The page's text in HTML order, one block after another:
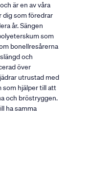
är en av våra
dig som föredrar
år. Sängen
som
bonellresårerna
och
över
utrustad med
som hjälper till att
och bröstryggen.
ha samma